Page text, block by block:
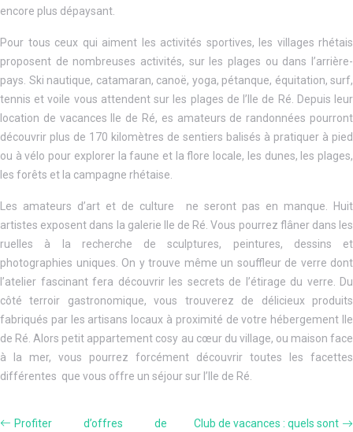
encore plus dépaysant.
Pour tous ceux qui aiment les activités sportives, les villages rhétais
proposent de nombreuses activités, sur les plages ou dans l’arrière-
pays. Ski nautique, catamaran, canoë, yoga, pétanque, équitation, surf,
tennis et voile vous attendent sur les plages de l’Ile de Ré. Depuis leur
location de vacances Ile de Ré, es amateurs de randonnées pourront
découvrir plus de 170 kilomètres de sentiers balisés à pratiquer à pied
ou à vélo pour explorer la faune et la flore locale, les dunes, les plages,
les forêts et la campagne rhétaise.
Les amateurs d’art et de culture ne seront pas en manque. Huit
artistes exposent dans la galerie Ile de Ré. Vous pourrez flâner dans les
ruelles à la recherche de sculptures, peintures, dessins et
photographies uniques. On y trouve même un souffleur de verre dont
l’atelier fascinant fera découvrir les secrets de l’étirage du verre. Du
côté terroir gastronomique, vous trouverez de délicieux produits
fabriqués par les artisans locaux à proximité de votre hébergement Ile
de Ré. Alors petit appartement cosy au cœur du village, ou maison face
à la mer, vous pourrez forcément découvrir toutes les facettes
différentes que vous offre un séjour sur l’Ile de Ré.
Profiter d’offres de
Club de vacances : quels sont